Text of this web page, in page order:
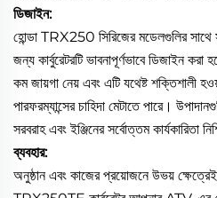
ডিজাইন:
হোন্ডা TRX250 সিরিজের মডেলগুলির সাথে
জন্য কার্বুরেটরটি ভাবনাপূর্ণভাবে ডিজাইন
কম জায়গা নেয় এবং এটি যথেষ্ট শক্তিশালী
পারফরম্যান্সের চাহিদা মেটাতে পারে।
সরবরাহ এবং ইঞ্জিনের সর্বোত্তম কার্যকারিতা
ব্যবহার:
অনুষ্ঠান এবং কাজের প্রয়োজনে উভয়